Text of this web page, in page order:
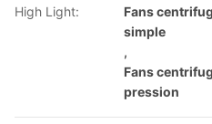
High Light:
Fans
simple
,
Fans
pression